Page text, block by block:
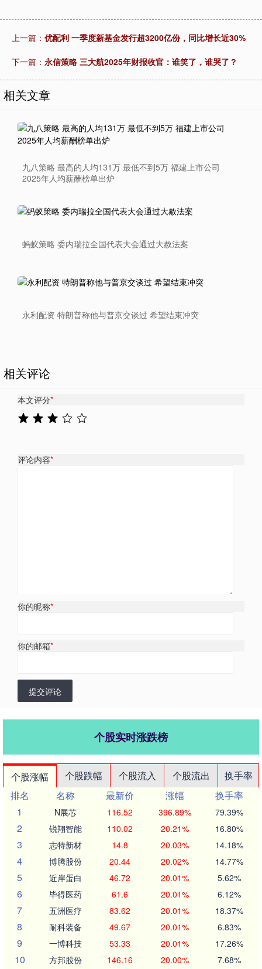
上一篇： 优配利 一季度新基金发行超3200亿份，同比增长近30%
下一篇： 永信策略 三大航2025年财报收官：谁笑了，谁哭了？
相关文章
九八策略 最高的人均131万 最低不到5万 福建上市公司
2025年人均薪酬榜单出炉
蚂蚁策略 委内瑞拉全国代表大会通过大赦法案
永利配资 特朗普称他与普京交谈过 希望结束冲突
相关评论
本文评分*
评论内容*
你的昵称*
你的邮箱*
提交评论
个股实时涨跌榜
个股涨幅 个股跌幅 个股流入 个股流出
换手率
排名
名称 最新价 涨幅
换手率
1
N展芯 116.52 396.89% 79.39%
2 锐翔智能 110.02 20.21% 16.80%
3 志特新材 14.8 20.03% 14.18%
4 博腾股份 20.44 20.02% 14.77%
5 近岸蛋白 46.72 20.01% 5.62%
6 毕得医药 61.6 20.01% 6.12%
7 五洲医疗 83.62 20.01% 18.37%
8 耐科装备 49.67 20.01% 6.83%
9 一博科技 53.33 20.01% 17.26%
10 方邦股份 146.16 20.00% 7.68%